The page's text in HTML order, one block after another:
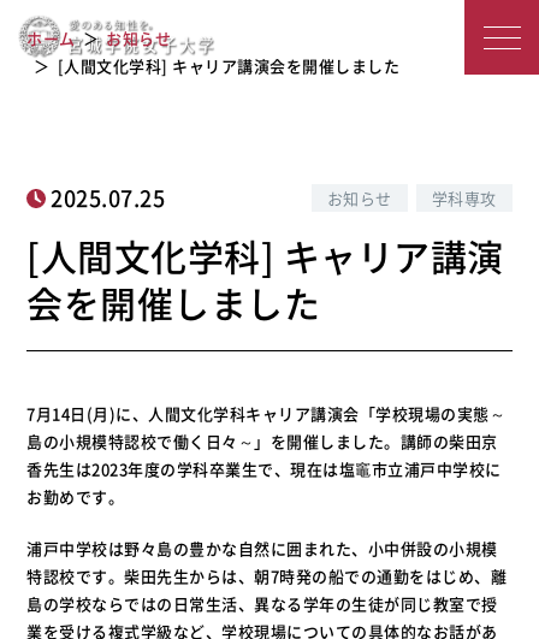
城
子
大
学
[人間文化学科] キャリア講演会を開催
しました
ホーム
お知らせ
[人間文化学科] キャリア講演会を開催しました
2025.07.25 お知らせ 学科専攻
[人間文化学科] キャリア講演
会を開催しました
7月14日(月)に、人間文化学科キャリア講演会「学校現場の実態～
島の小規模特認校で働く日々～」を開催しました。講師の柴田京
香先生は2023年度の学科卒業生で、現在は塩竈市立浦戸中学校に
お勤めです。
浦戸中学校は野々島の豊かな自然に囲まれた、小中併設の小規模
特認校です。柴田先生からは、朝7時発の船での通勤をはじめ、離
島の学校ならではの日常生活、異なる学年の生徒が同じ教室で授
業を受ける複式学級など、学校現場についての具体的なお話があ